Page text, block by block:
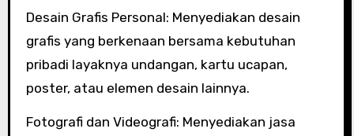
Desain Grafis Personal: Menyediakan desain
grafis yang berkenaan bersama kebutuhan
pribadi layaknya undangan, kartu ucapan,
poster, atau elemen desain lainnya.
Fotografi dan Videografi: Menyediakan jasa